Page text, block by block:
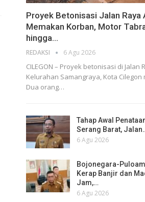
Proyek Betonisasi Jalan Raya
Memakan Korban, Motor
hingga…
REDAKSI 6 Agu 2026
CILEGON – Proyek betonisasi di Jalan
Kelurahan Samangraya, Kota
Dua orang…
Tahap Awal
Serang Barat,
6 Agu 2026
Bojonegara-
Kerap Banjir dan
Jam,…
6 Agu 2026